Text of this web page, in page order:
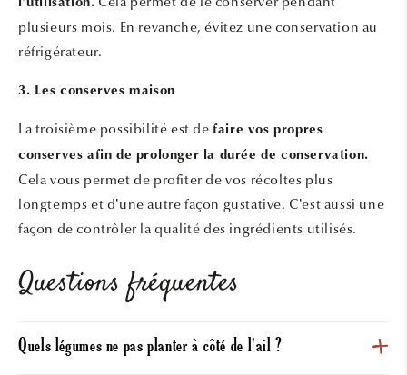
l’utilisation.
plusieurs mois. En revanche, évitez une conservation au
réfrigérateur.
3. Les conserves maison
La troisième possibilité est defaire vos propres
conserves afin de prolonger la durée de conservation.
Cela vous permet de profiter de vos récoltes plus
longtemps et d’une autre façon gustative. C’est aussi une
façon de contrôler la qualité des ingrédients utilisés.
Questions fréquentes
Quels légumes ne pas planter à côté de l'ail ?